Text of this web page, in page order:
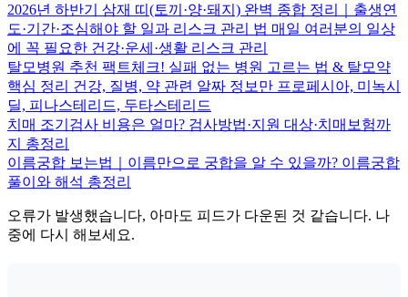
2026년 하반기 삼재 띠(토끼·양·돼지) 완벽 종합 정리｜출생연
도·기간·조심해야 할 일과 리스크 관리 법 매일 여러분의 일상
에 꼭 필요한 건강·운세·생활 리스크 관리
탈모병원 추천 팩트체크! 실패 없는 병원 고르는 법 & 탈모약
핵심 정리 건강, 질병, 약 관련 알짜 정보만 프로페시아, 미녹시
딜, 피나스테리드, 두타스테리드
치매 조기검사 비용은 얼마? 검사방법·지원 대상·치매보험까
지 총정리
이름궁합 보는법｜이름만으로 궁합을 알 수 있을까? 이름궁합
풀이와 해석 총정리
오류가 발생했습니다, 아마도 피드가 다운된 것 같습니다. 나
중에 다시 해보세요.